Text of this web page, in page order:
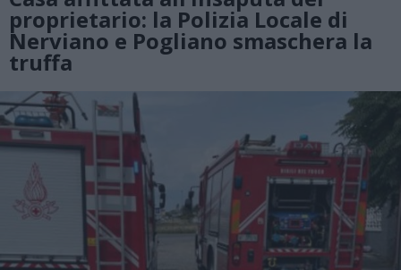
proprietario: la Polizia Locale di
Nerviano e Pogliano smaschera la
truffa